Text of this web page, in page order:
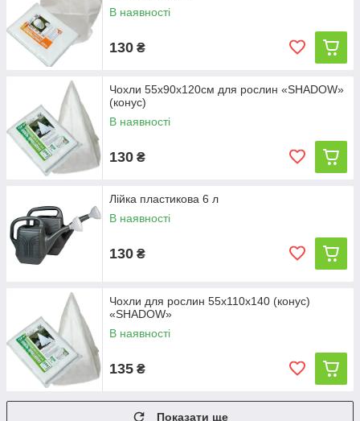
В наявності
130 ₴
Чохли 55х90х120см для рослин «SHADOW»
(конус)
В наявності
130 ₴
Лійка пластикова 6 л
В наявності
130 ₴
Чохли для рослин 55х110х140 (конус)
«SHADOW»
В наявності
135 ₴
Показати ще